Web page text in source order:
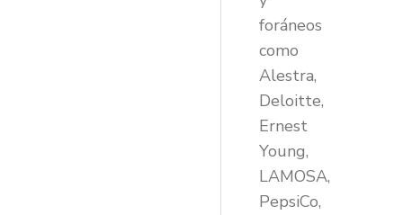
foráneos
como
Alestra,
Deloitte,
Ernest
Young,
LAMOSA,
PepsiCo,